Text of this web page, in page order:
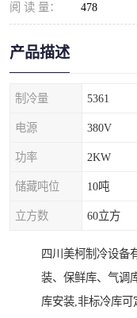
阅 读 量： 478
产品描述
制冷量 5361
电源 380V
功率 2KW
储藏吨位 10吨
立方数 60立方
四川美柯制冷设备
装、保鲜库、气调
库安装,非标冷库